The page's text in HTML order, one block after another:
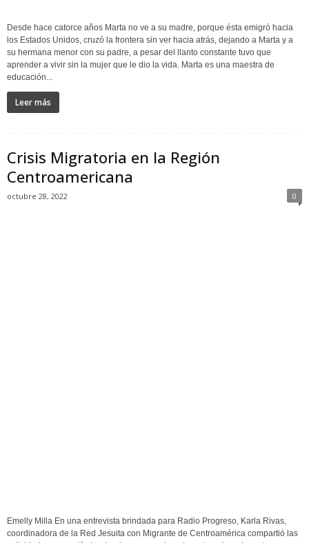
Desde hace catorce años Marta no ve a su madre, porque ésta emigró hacia
los Estados Unidos, cruzó la frontera sin ver hacia atrás, dejando a Marta y a
su hermana menor con su padre, a pesar del llanto constante tuvo que
aprender a vivir sin la mujer que le dio la vida. Marta es una maestra de
educación...
Leer más
Crisis Migratoria en la Región
Centroamericana
octubre 28, 2022 0
Emelly Milla En una entrevista brindada para Radio Progreso, Karla Rivas,
coordinadora de la Red Jesuita con Migrante de Centroamérica compartió las